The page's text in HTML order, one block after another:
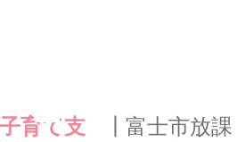
子育て支
┃富士市放課